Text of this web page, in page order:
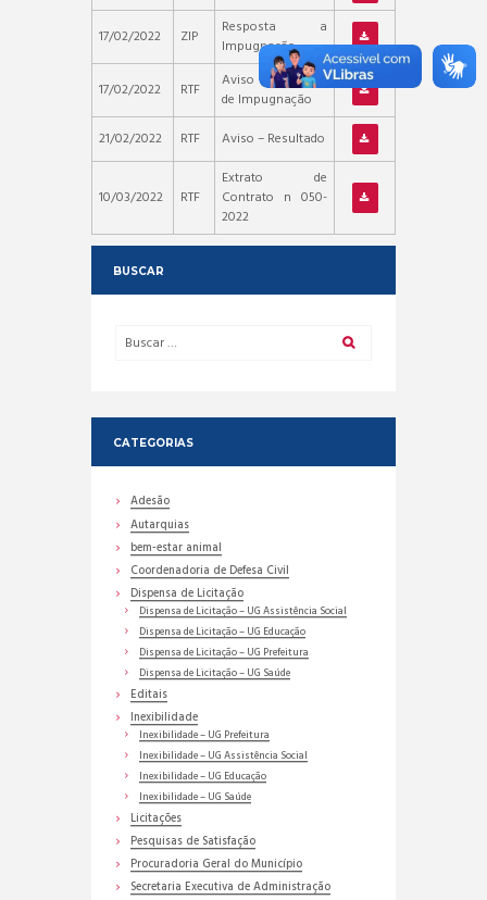
17/02/2022 ZIP
Resposta a
Impugnação
17/02/2022
RTF
Aviso – Resultado
de Impugnação
21/02/2022
RTF Aviso – Resultado
10/03/2022 RTF
Extrato de
Contrato n 050-
2022
BUSCAR
CATEGORIAS
Adesão
Autarquias
bem-estar animal
Coordenadoria de Defesa Civil
Dispensa de Licitação
Dispensa de Licitação – UG Assistência Social
Dispensa de Licitação – UG Educação
Dispensa de Licitação – UG Prefeitura
Dispensa de Licitação – UG Saúde
Editais
Inexibilidade
Inexibilidade – UG Prefeitura
Inexibilidade – UG Assistência Social
Inexibilidade – UG Educação
Inexibilidade – UG Saúde
Licitações
Pesquisas de Satisfação
Procuradoria Geral do Município
Secretaria Executiva de Administração